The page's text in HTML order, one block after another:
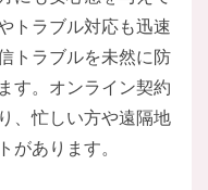
トラブル対応も迅速
トラブルを未然に防
す。オンライン契約
、忙しい方や遠隔地
あります。